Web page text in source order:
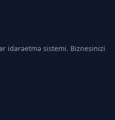
idarəetmə sistemi. Biznesinizi